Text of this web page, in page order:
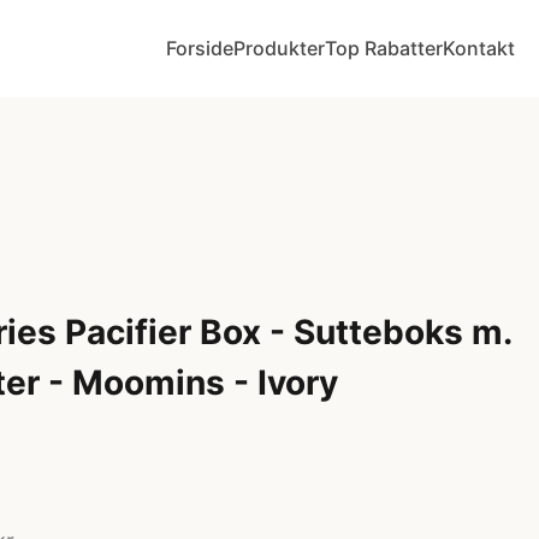
ForsideProdukterTop RabatterKontakt
Pacifier Box - Sutteboks m.
- Moomins - Ivory